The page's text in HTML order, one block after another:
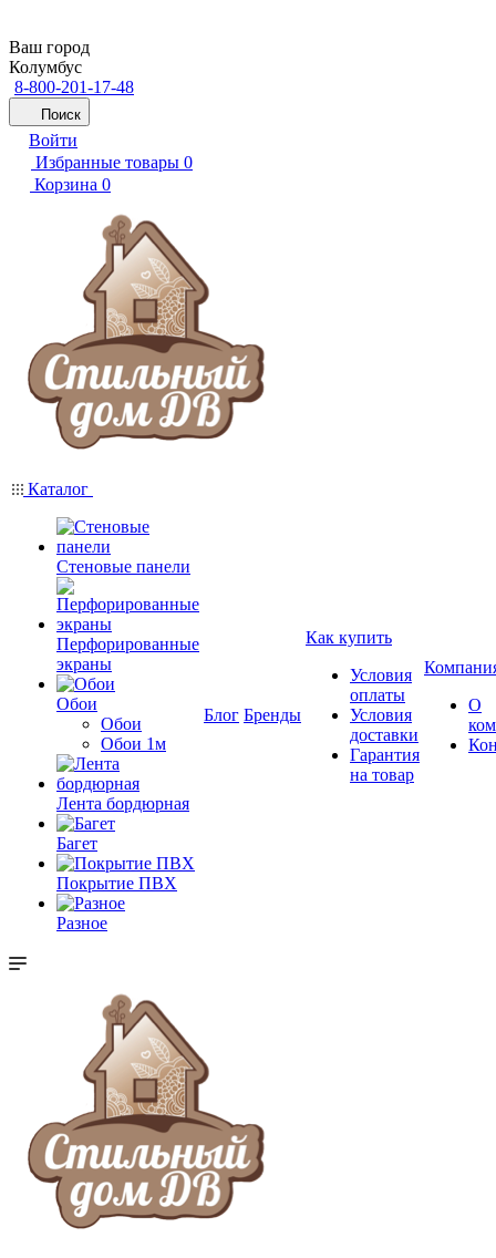
Ваш город
Колумбус
8-800-201-17-48
Поиск
Войти
Избранные товары 0
Корзина 0
Каталог
Стеновые панели
Перфорированные
экраны
Обои
Обои
Обои 1м
Лента бордюрная
Багет
Покрытие ПВХ
Разное
Блог Бренды
Как купить
Условия
оплаты
Условия
доставки
Гарантия
на товар
О